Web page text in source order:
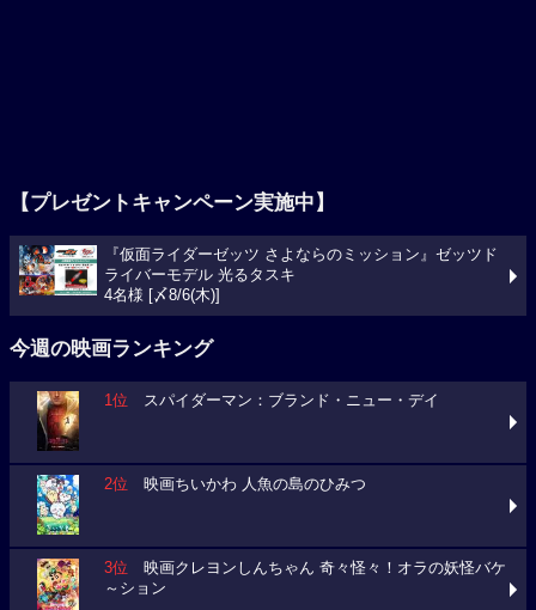
【プレゼントキャンペーン実施中】
『仮面ライダーゼッツ さよならのミッション』ゼッツド
ライバーモデル 光るタスキ
4名様 [〆8/6(木)]
今週の映画ランキング
1位 スパイダーマン：ブランド・ニュー・デイ
2位 映画ちいかわ 人魚の島のひみつ
3位 映画クレヨンしんちゃん 奇々怪々！オラの妖怪バケ
～ション